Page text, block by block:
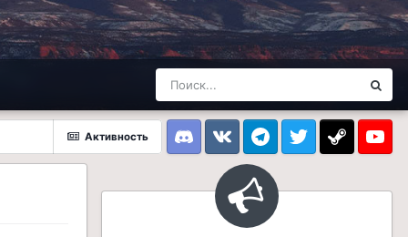
Активность
DiscordVK TelegramTwitter Steam